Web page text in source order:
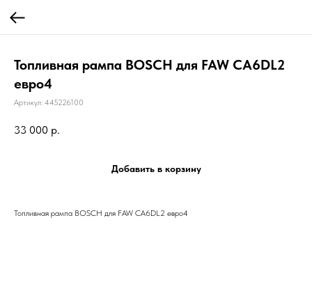
Топливная рампа BOSCH для FAW CA6DL2
евро4
Артикул: 445226100
33 000 р.
Добавить в корзину
Топливная рампа BOSCH для FAW CA6DL2 евро4